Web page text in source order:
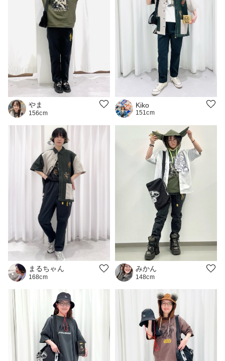
やま
156cm
Kiko
151cm
まるちゃん
168cm
みかん
148cm